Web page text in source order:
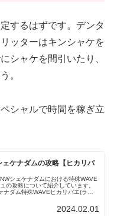
するはずです。 デンタ
リッターはキンシャケを
シャケを間引いたり、
。
シャルで時間を稼ぎ立
ケナダムの攻略【ヒカリバ
シェケナダムにおける特殊WAVE
の攻略について紹介しています。
ナダム特殊WAVEヒカリバエ(ラッ
2024.02.01